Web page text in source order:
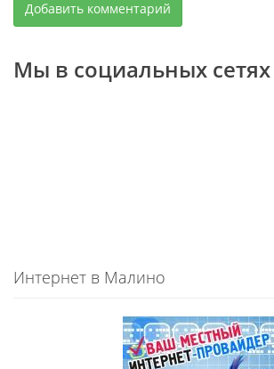
Мы в социальных сетях
Интернет в Малино